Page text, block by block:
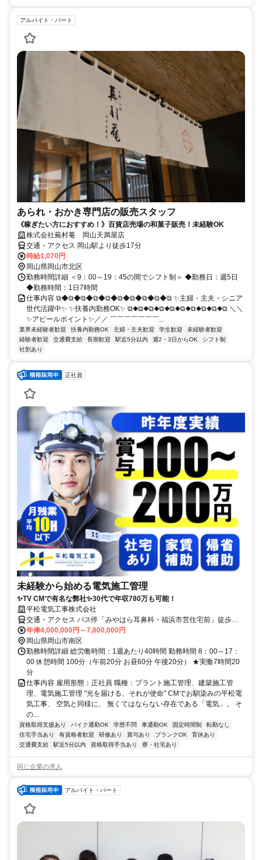
アルバイト・パート
あられ・おかき専門店の販売スタッフ
《稼ぎたい方におすすめ！》百貨店売場の和菓子販売！未経験OK
株式会社蕪村菴 岡山天満屋店
交通・アクセス 岡山駅より徒歩17分
時給1,070円
岡山県岡山市北区
勤務時間詳細 ＜9：00～19：45の間でシフト制＞ ◆勤務日：週5日
◆勤務時間：1日7時間
仕事内容 ⧉◆⧉◆⧉◆⧉◆⧉◆⧉◆⧉◆⧉◆⧉◆⧉ ✨主婦・主夫・シニア
世代活躍中✨ ✨扶養内勤務OK✨ ⧉◆⧉◆⧉◆⧉◆⧉◆⧉◆⧉◆⧉◆⧉◆⧉ ＼＼
✨アピールポイント✨／／ ￣￣￣￣￣￣￣...
業界未経験者歓迎 扶養内勤務OK 主婦・主夫歓迎 学生歓迎
未経験者歓迎
経験者歓迎
交通費支給 長期歓迎 駅近5分以内 週2・3日からOK
シフト制
社割あり
正社員
未経験から始める電気施工管理
✨TV CMで有名な弊社✨30代で年収780万も可能！
平松電気工事株式会社
交通・アクセス バス停「みやはら耳鼻科・福浜市営住宅前」徒歩３
分！ 備前西市駅より車で10分
年俸4,000,000円～7,800,000円
岡山県岡山市南区
勤務時間詳細 総労働時間：1週あたり40時間 勤務時間 8：00～17：
00 休憩時間 100分（午前20分 お昼60分 午後20分） ★実働7時間20
分
仕事内容 雇用形態：正社員 職種：プラント施工管理、建築施工管
理、電気施工管理 "光を届ける、それが使命" CMでお馴染みの平松電
気工事、 空気と同様に、 無くてはならない存在である「電気」。 そ
の...
資格取得支援あり バイク通勤OK 学歴不問 車通勤OK 固定時間制
転勤なし
住宅手当あり
有資格者歓迎 研修あり 賞与あり ブランクOK
育休あり
交通費支給
駅近5分以内 資格取得手当あり 寮・社宅あり
同じ企業の求人
アルバイト・パート